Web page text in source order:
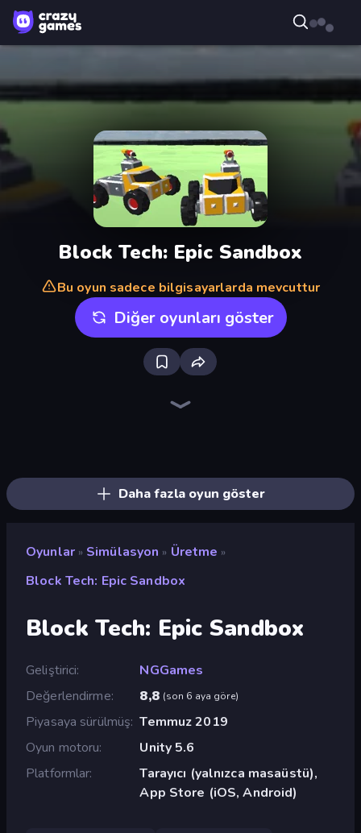
Block Tech: Epic Sandbox
Bu oyun sadece bilgisayarlarda mevcuttur
Diğer oyunları göster
Daha fazla oyun göster
Oyunlar » Simülasyon » Üretme »
Block Tech: Epic Sandbox
Block Tech: Epic Sandbox
Geliştirici
NGGames
Değerlendirme
8,8 (son 6 aya göre)
Piyasaya sürülmüş Temmuz 2019
Oyun motoru
Unity 5.6
Platformlar
Tarayıcı (yalnızca masaüstü),
App Store (iOS, Android)